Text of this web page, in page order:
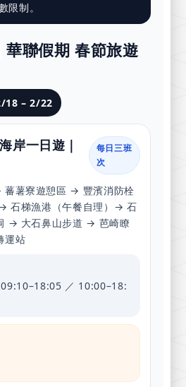
限制。
華聯假期 春節旅遊
18 – 2/22
岸一日遊｜
每日三班
次
薯寮遊憩區 → 豐濱消防栓
石梯漁港（午餐自理）→ 石
→ 大石鼻山步道 → 芭崎瞭
運站
／ 10:00–18: